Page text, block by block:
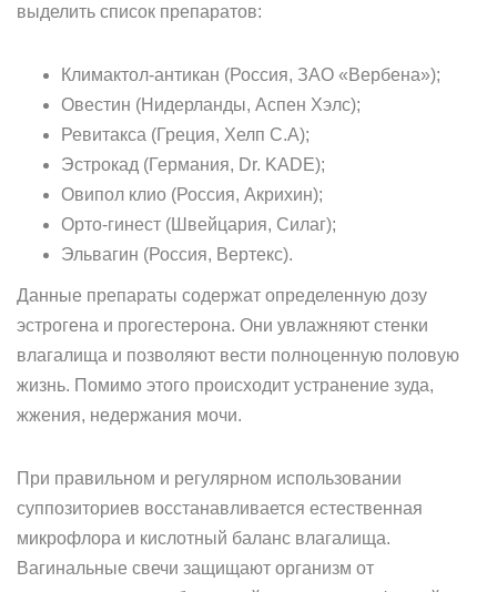
выделить список препаратов:
Климактол-антикан (Россия, ЗАО «Вербена»);
Овестин (Нидерланды, Аспен Хэлс);
Ревитакса (Греция, Хелп С.А);
Эстрокад (Германия, Dr. KADE);
Овипол клио (Россия, Акрихин);
Орто-гинест (Швейцария, Силаг);
Эльвагин (Россия, Вертекс).
Данные препараты содержат определенную дозу
эстрогена и прогестерона. Они увлажняют стенки
влагалища и позволяют вести полноценную половую
жизнь. Помимо этого происходит устранение зуда,
жжения, недержания мочи.
При правильном и регулярном использовании
суппозиториев восстанавливается естественная
микрофлора и кислотный баланс влагалища.
Вагинальные свечи защищают организм от